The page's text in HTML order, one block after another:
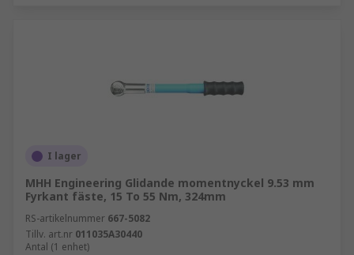
I lager
MHH Engineering Glidande momentnyckel 9.53 mm
Fyrkant fäste, 15 To 55 Nm, 324mm
RS-artikelnummer 667-5082
Tillv. art.nr 011035A30440
Antal (1 enhet)